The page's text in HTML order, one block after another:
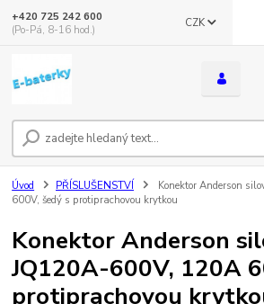
CZK
+420 725 242 600
(Po-Pá, 8-16 hod.)
Úvod PŘÍSLUŠENSTVÍ
Konektor Anderson
600V, šedý s protiprachovou krytkou
Konektor Anderson
JQ120A-600V, 120A
protiprachovou